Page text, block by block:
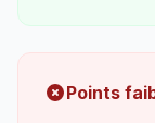
Points